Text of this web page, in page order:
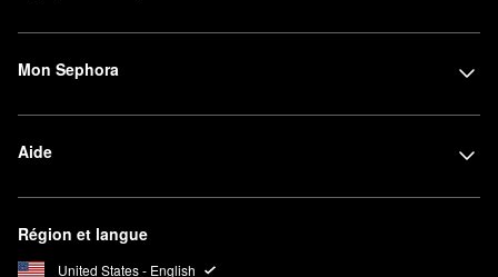
Mon Sephora
Aide
Région et langue
United States - English